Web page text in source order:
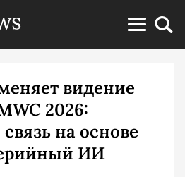
видение
2026:
на основе
ИИ